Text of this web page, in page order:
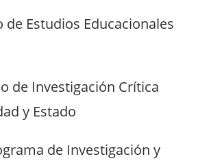
de Estudios Educacionales
de Investigación Crítica
y Estado
de Investigación y